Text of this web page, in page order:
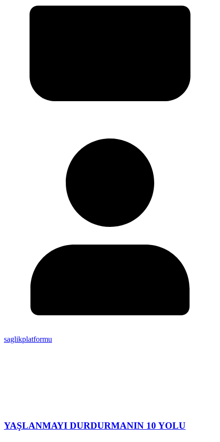
saglikplatformu
YAŞLANMAYI DURDURMANIN 10 YOLU